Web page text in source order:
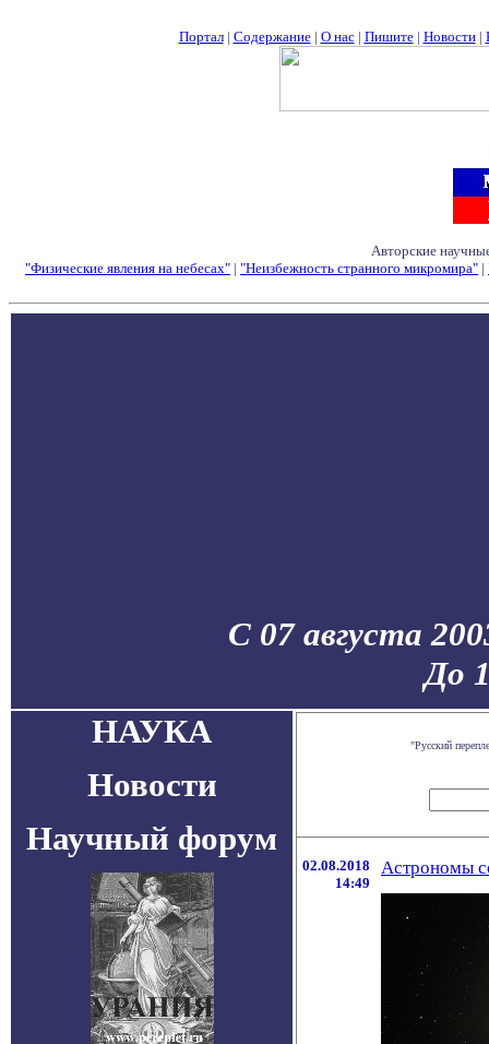
Портал| Содержание| О нас| Пишите| Новости|
Авторские
"Физические явления на небесах" | "Неизбежность странного микромира" |
С 07 августа
До
НАУКА
Новости
Научный форум
"Русский
02.08.2018
14:49
Астрономы